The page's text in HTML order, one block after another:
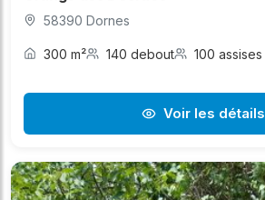
58390 Dornes
300 m² 140 debout 100 assises
Voir les détails